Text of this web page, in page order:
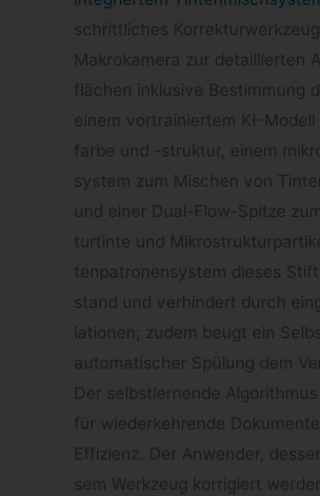
schritt­li­ches
Makro­ka­mera zur detail­lier­ten
flä­chen inklu­sive Bestim­mung
einem vor­trai­nier­tem KI-​Modell
farbe und -struk­tur, einem
sys­tem zum Mischen von
und einer Dual-​Flow-​Spitze
tur­tinte und
ten­pa­tro­nen­sys­tem die­ses
stand und ver­hin­dert durch
la­tio­nen; zudem beugt ein
auto­ma­ti­scher Spü­lung dem
Der selbst­ler­nende
für wie­der­keh­rende
Effi­zi­enz. Der Anwen­der,
sem Werk­zeug kor­ri­giert